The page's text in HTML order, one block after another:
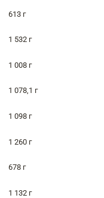
613 г
1 532 г
1 008 г
1 078,1 г
1 098 г
1 260 г
678 г
1 132 г